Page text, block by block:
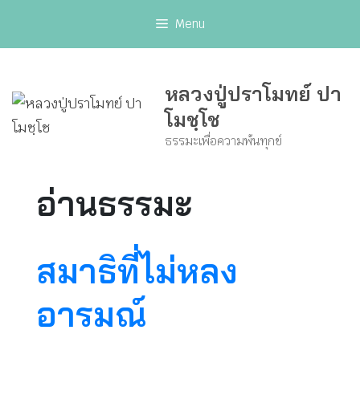
Menu
หลวงปู่ปราโมทย์ ปา
โมชฺโช
ธรรมะเพื่อความพ้นทุกข์
อ่านธรรมะ
สมาธิที่ไม่หลง
อารมณ์